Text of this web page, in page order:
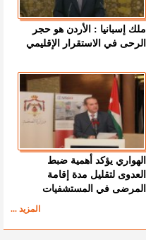
ملك إسبانيا : الأردن هو حجر
الرحى في الاستقرار الإقليمي
الهواري يؤكد أهمية ضبط
العدوى لتقليل مدة إقامة
المرضى في المستشفيات
المزيد ...